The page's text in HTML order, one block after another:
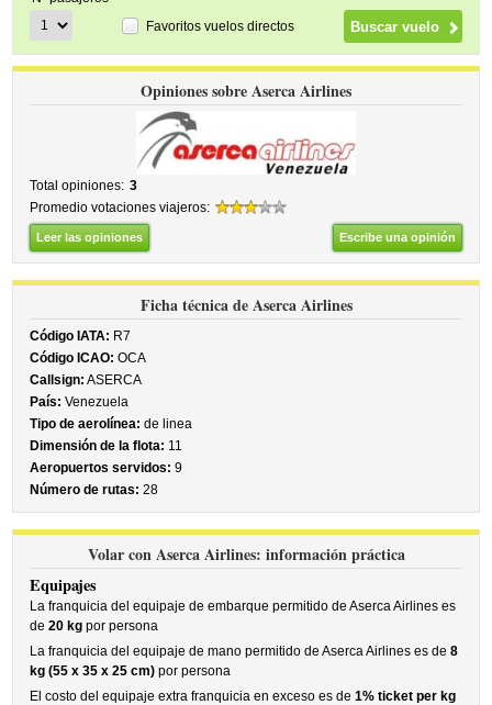
Favoritos vuelos directos
Opiniones sobre Aserca Airlines
Total opiniones: 3
Promedio votaciones viajeros:
Leer las opiniones Escribe una opinión
Ficha técnica de Aserca Airlines
Código IATA: R7
Código ICAO: OCA
Callsign: ASERCA
País: Venezuela
Tipo de aerolínea: de linea
Dimensión de la flota: 11
Aeropuertos servidos: 9
Número de rutas: 28
Volar con Aserca Airlines: información práctica
Equipajes
La franquicia del equipaje de embarque permitido de Aserca Airlines es
de20 kg por persona
La franquicia del equipaje de mano permitido de Aserca Airlines es de8
kg (55 x 35 x 25 cm) por persona
El costo del equipaje extra franquicia en exceso es de1% ticket per kg